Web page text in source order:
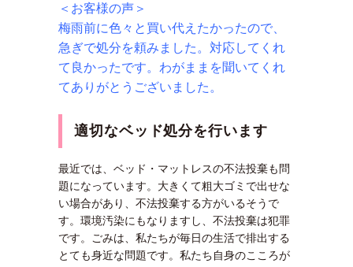
＜お客様の声＞
梅雨前に色々と買い代えたかったので、
急ぎで処分を頼みました。対応してくれ
て良かったです。わがままを聞いてくれ
てありがとうございました。
適切なベッド処分を行います
最近では、ベッド・マットレスの不法投棄も問
題になっています。大きくて粗大ゴミで出せな
い場合があり、不法投棄する方がいるそうで
す。環境汚染にもなりますし、不法投棄は犯罪
です。ごみは、私たちが毎日の生活で排出する
とても身近な問題です。私たち自身のこころが